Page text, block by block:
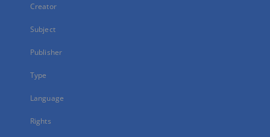
Creator
Subject
Publisher
Type
Language
Rights